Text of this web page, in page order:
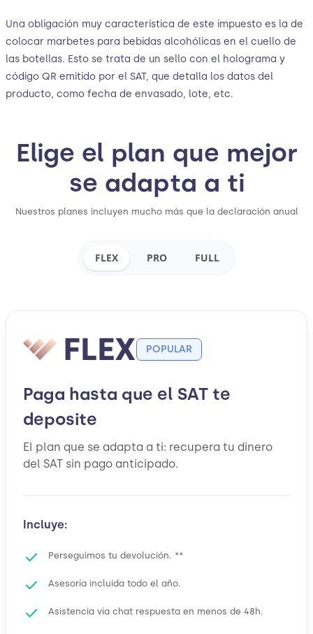
Una obligación muy característica de este impuesto es la de
colocar marbetes para bebidas alcohólicas en el cuello de
las botellas. Esto se trata de un sello con el holograma y
código QR emitido por el SAT, que detalla los datos del
producto, como fecha de envasado, lote, etc.
Elige el plan que mejor
se adapta a ti
Nuestros planes incluyen mucho más que la declaración anual
FLEX PRO FULL
POPULAR
Paga hasta que el SAT te
deposite
El plan que se adapta a ti: recupera tu dinero
del SAT sin pago anticipado.
Incluye:
Perseguimos tu devolución. **
Asesoría incluida todo el año.
Asistencia vía chat respuesta en menos de 48h.